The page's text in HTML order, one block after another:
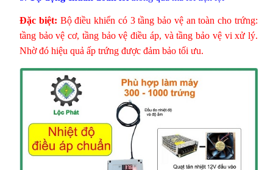
Đặc biệt: Bộ điều khiển có 3 tầng bảo vệ an toàn cho trứng:
tầng bảo vệ cơ, tầng bảo vệ điều áp, và tầng bảo vệ vi xử lý.
Nhờ đó hiệu quả ấp trứng được đảm bảo tối ưu.